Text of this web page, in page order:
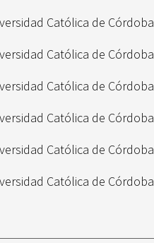
Católica de Córdoba
Católica de Córdoba
Católica de Córdoba
Católica de Córdoba
Católica de Córdoba
Católica de Córdoba